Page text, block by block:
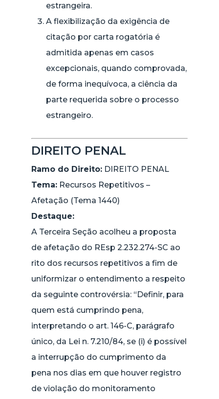
estrangeira.
A flexibilização da exigência de
citação por carta rogatória é
admitida apenas em casos
excepcionais, quando comprovada,
de forma inequívoca, a ciência da
parte requerida sobre o processo
estrangeiro.
DIREITO PENAL
Ramo do Direito: DIREITO PENAL
Tema: Recursos Repetitivos –
Afetação (Tema 1440)
Destaque:
A Terceira Seção acolheu a proposta
de afetação do REsp 2.232.274-SC ao
rito dos recursos repetitivos a fim de
uniformizar o entendimento a respeito
da seguinte controvérsia: “Definir, para
quem está cumprindo pena,
interpretando o art. 146-C, parágrafo
único, da Lei n. 7.210/84, se (i) é possível
a interrupção do cumprimento da
pena nos dias em que houver registro
de violação do monitoramento